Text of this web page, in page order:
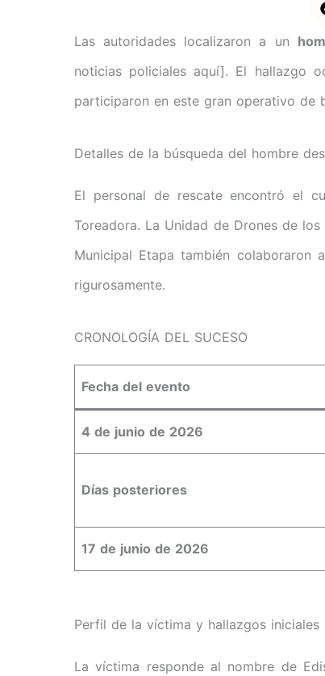
Las autoridades localizaron a un
noticias policiales aquí]. El hallazgo
participaron en este gran operativo de
Detalles de la búsqueda del hombre
El personal de rescate encontró el
Toreadora. La Unidad de Drones de
Municipal Etapa también colaboraron
rigurosamente.
CRONOLOGÍA DEL SUCESO
Fecha del evento
4 de junio de 2026
Días posteriores
17 de junio de 2026
Perfil de la víctima y hallazgos iniciales
La víctima responde al nombre de